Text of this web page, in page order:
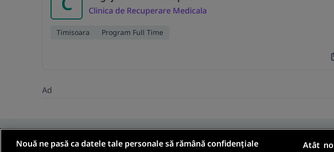
Clinica de Recuperare Medicala
Timisoara Program Full Time
Ad
Nouă ne pasă ca datele tale personale să rămână confidențiale
Atât